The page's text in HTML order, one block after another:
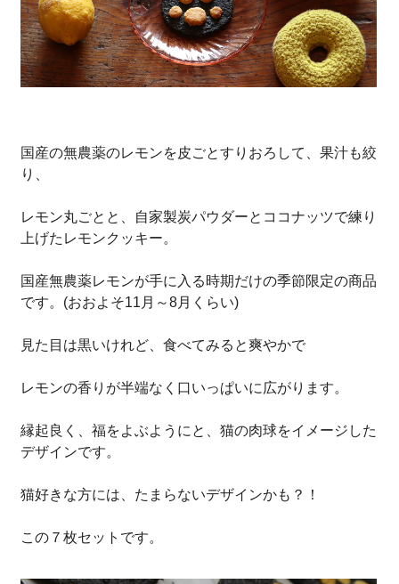
国産の無農薬のレモンを皮ごとすりおろして、果汁も絞
り、
レモン丸ごとと、自家製炭パウダーとココナッツで練り
上げたレモンクッキー。
国産無農薬レモンが手に入る時期だけの季節限定の商品
です。(おおよそ11月～8月くらい)
見た目は黒いけれど、食べてみると爽やかで
レモンの香りが半端なく口いっぱいに広がります。
縁起良く、福をよぶようにと、猫の肉球をイメージした
デザインです。
猫好きな方には、たまらないデザインかも？！
この７枚セットです。